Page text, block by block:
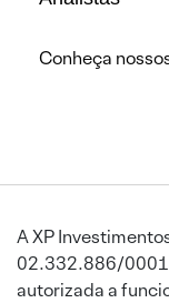
Conheça
A XP
02.332.886/
autorizada a